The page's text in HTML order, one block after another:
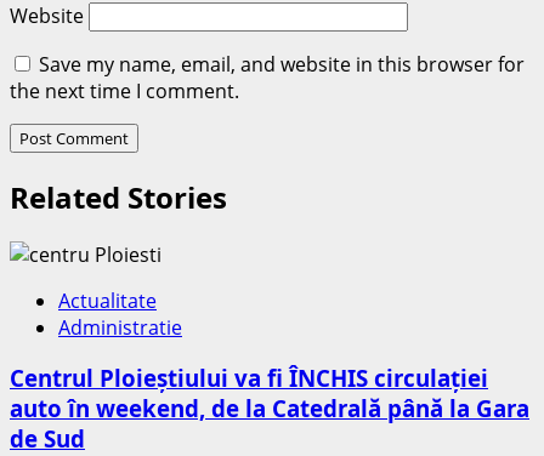
Website
Save my name, email, and website in this browser for
the next time I comment.
Related Stories
Actualitate
Administratie
Centrul Ploieștiului va fi ÎNCHIS circulației
auto în weekend, de la Catedrală până la Gara
de Sud